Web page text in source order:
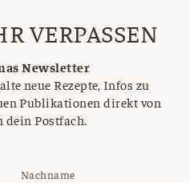
VERPASSEN
Newsletter
neue Rezepte, Infos zu
Publikationen direkt von
Postfach.
Nachname